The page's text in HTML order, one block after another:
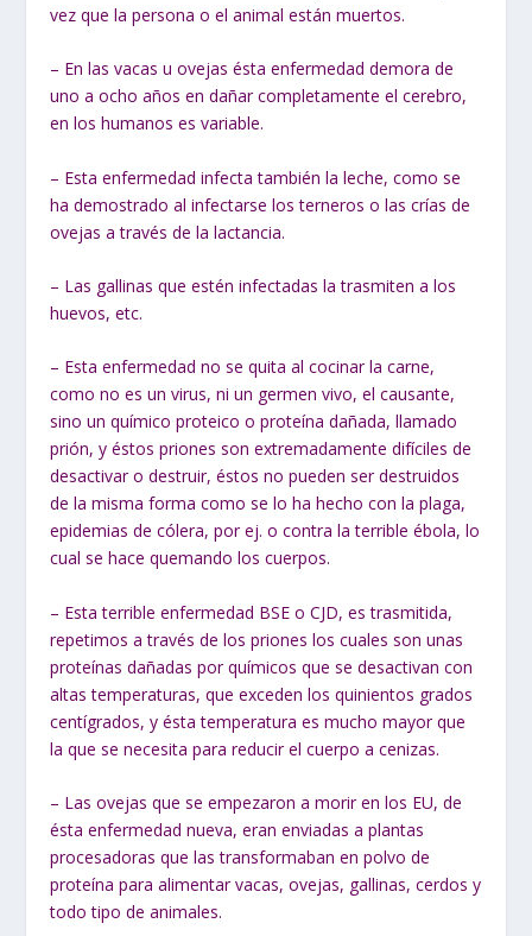
vez que la persona o el animal están muertos.
– En las vacas u ovejas ésta enfermedad demora de
uno a ocho años en dañar completamente el cerebro,
en los humanos es variable.
– Esta enfermedad infecta también la leche, como se
ha demostrado al infectarse los terneros o las crías de
ovejas a través de la lactancia.
– Las gallinas que estén infectadas la trasmiten a los
huevos, etc.
– Esta enfermedad no se quita al cocinar la carne,
como no es un virus, ni un germen vivo, el causante,
sino un químico proteico o proteína dañada, llamado
prión, y éstos priones son extremadamente difíciles de
desactivar o destruir, éstos no pueden ser destruidos
de la misma forma como se lo ha hecho con la plaga,
epidemias de cólera, por ej. o contra la terrible ébola, lo
cual se hace quemando los cuerpos.
– Esta terrible enfermedad BSE o CJD, es trasmitida,
repetimos a través de los priones los cuales son unas
proteínas dañadas por químicos que se desactivan con
altas temperaturas, que exceden los quinientos grados
centígrados, y ésta temperatura es mucho mayor que
la que se necesita para reducir el cuerpo a cenizas.
– Las ovejas que se empezaron a morir en los EU, de
ésta enfermedad nueva, eran enviadas a plantas
procesadoras que las transformaban en polvo de
proteína para alimentar vacas, ovejas, gallinas, cerdos y
todo tipo de animales.